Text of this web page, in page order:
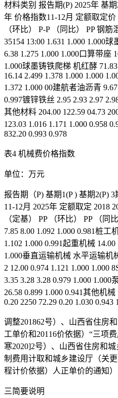
材料类别 报告期(P) 2025年 基
年 价格指数11-12月 定额取定价
（环比） P-P （同比） PP 钢
35154 13:00 1.631 1.000 1.000
6.38 1.275 1.000 1.000口算带座
1.000球墨铸铁爬梯 机红酵 71.83
16.14 2.499 1.378 1.000 1.000
1.372 1.000 00建航者油沥青
0.997镀锌铁丝 2.95 2.93 2.97
其他材料 204.00 122.59 04.73
123.03 1.016 1.171 1.000 0.958
832.20 0.993 0.978
表4 机械费价格指数
单位：万元
报告期（P) 基期1(P ) 基期2(P)
11-12月 2025年 定额取定 2018
（定基） PP （环比） PP （同
7.85 8.00 1.092 1.000 0.981桩工
1.102 1.000 0.991起重机械 14.00
1.000垂直运输机械 水平运输机
2 12.00 0.974 1.121 1.000 1.000
3.35 3.28 3.28 0.979 1.000 1.000
26.58 0.899 1.000 0.941其他机
0.20 2250 72.29 0.20 1.030 0.943
调整201862号）、山西省住房
工单价和20116价依据）“三项
寒2020]2号）、山西省住房和
制费用计取和城乡建设厅（关
程计价依据）人正单价的通知
三简要说明